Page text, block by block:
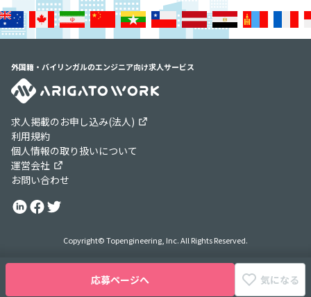
応募ページへ 気になる
外国籍・バイリンガルのエンジニア向け求人サービス
求人掲載のお申し込み(法人)
利用規約
個人情報の取り扱いについて
運営会社
お問い合わせ
Copyright© Topengineering, Inc. All Rights Reserved.